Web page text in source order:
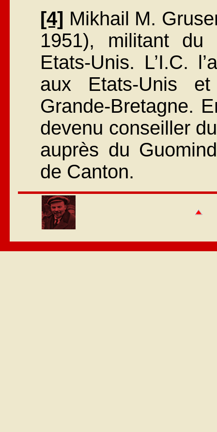
[4] Mikhail M.
1951), militant du
Etats-Unis. L’I.C.
aux Etats-Unis
Grande-Bretagne.
devenu conseiller
auprès du
de Canton.